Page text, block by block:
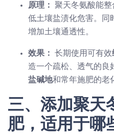
原理： 聚天冬氨酸能
低土壤盐渍化危害。同
增加土壤通透性。
效果： 长期使用可有效
造一个疏松、透气的良
盐碱地和常年施肥的老
三、添加聚天
肥，适用于哪